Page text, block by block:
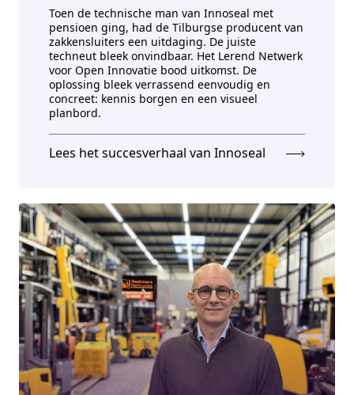
Toen de technische man van Innoseal met
pensioen ging, had de Tilburgse producent van
zakkensluiters een uitdaging. De juiste
techneut bleek onvindbaar. Het Lerend Netwerk
voor Open Innovatie bood uitkomst. De
oplossing bleek verrassend eenvoudig en
concreet: kennis borgen en een visueel
planbord.
Lees het succesverhaal van Innoseal